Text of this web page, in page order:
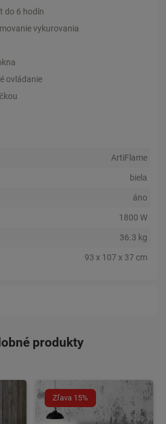
do 6 hodín
vykurovania
ovládanie
ArtiFlame
biela
áno
1800 W
36.3 kg
93 x 107 x 37 cm
produkty
Zľava 15%